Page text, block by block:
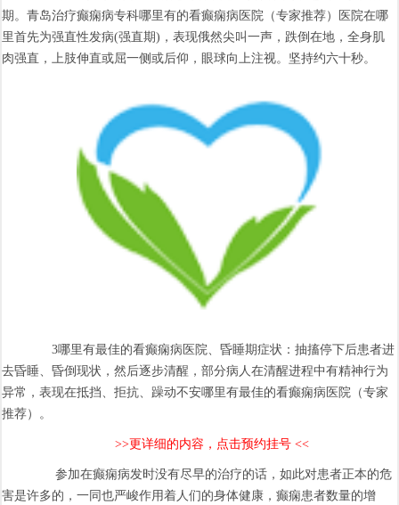
期。青岛治疗癫痫病专科哪里有的看癫痫病医院（专家推荐）医院在哪
里首先为强直性发病(强直期)，表现俄然尖叫一声，跌倒在地，全身肌
肉强直，上肢伸直或屈一侧或后仰，眼球向上注视。坚持约六十秒。
3哪里有最佳的看癫痫病医院、昏睡期症状：抽搐停下后患者进
去昏睡、昏倒现状，然后逐步清醒，部分病人在清醒进程中有精神行为
异常，表现在抵挡、拒抗、躁动不安哪里有最佳的看癫痫病医院（专家
推荐）。
>>更详细的内容，点击预约挂号 <<
参加在癫痫病发时没有尽早的治疗的话，如此对患者正本的危
害是许多的，一同也严峻作用着人们的身体健康，癫痫患者数量的增